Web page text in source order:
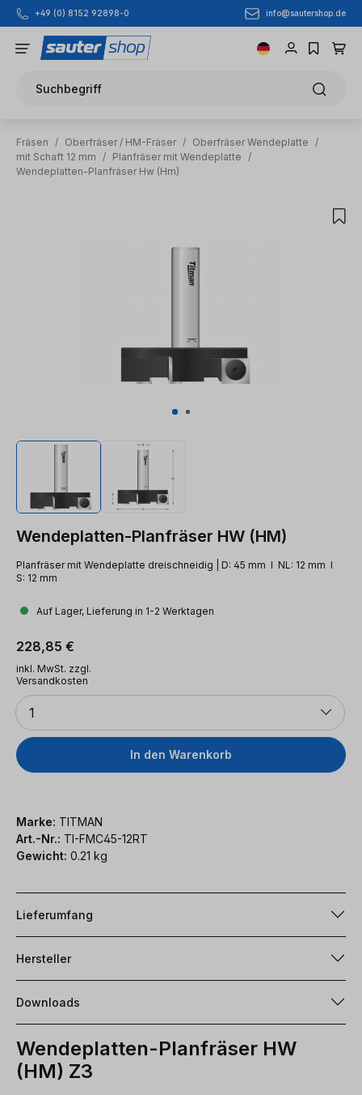
Zum Hauptinhalt springen
+49 (0) 8152 92898-0 info@sautershop.de
Suchbegriff
Fräsen / Oberfräser / HM-Fräser / Oberfräser Wendeplatte
/
mit Schaft 12 mm
/ Planfräser mit Wendeplatte
/
Wendeplatten-Planfräser Hw (Hm)
Wendeplatten-Planfräser HW (HM)
Planfräser mit Wendeplatte dreischneidig | D: 45 mm l NL: 12 mm l
S: 12 mm
Auf Lager, Lieferung in 1-2 Werktagen
Regulärer Preis:
228,85 €
inkl. MwSt. zzgl.
Versandkosten
Anzahl
1
In den Warenkorb
Marke: TITMAN
Art.-Nr.: TI-FMC45-12RT
Gewicht: 0.21 kg
Lieferumfang
Hersteller
Downloads
Wendeplatten-Planfräser HW
(HM) Z3